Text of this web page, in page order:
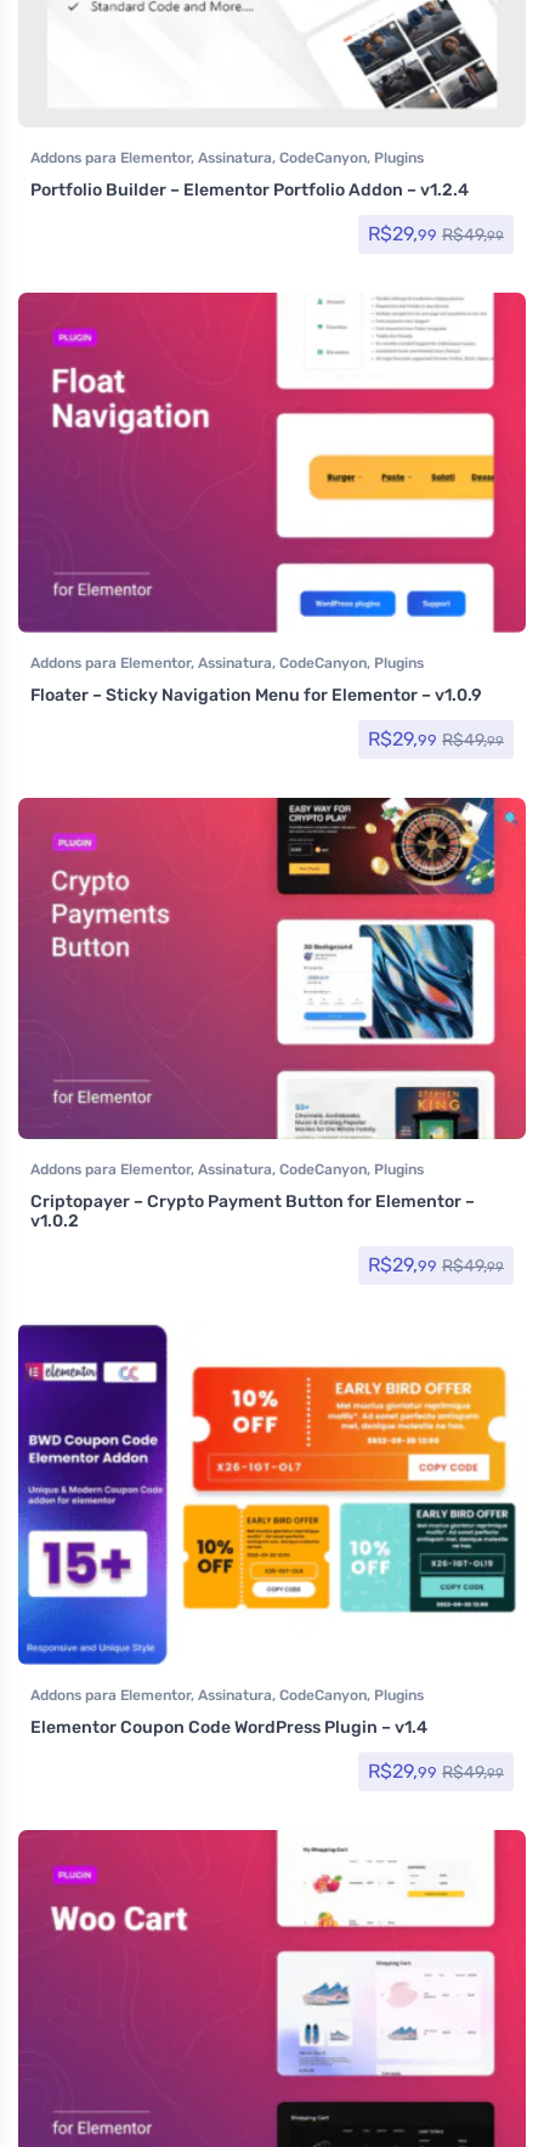
Addons para Elementor, Assinatura, CodeCanyon, Plugins
Portfolio Builder – Elementor Portfolio Addon – v1.2.4
R$29,99 R$49,99
Addons para Elementor, Assinatura, CodeCanyon, Plugins
Floater – Sticky Navigation Menu for Elementor – v1.0.9
R$29,99 R$49,99
Addons para Elementor, Assinatura, CodeCanyon, Plugins
Criptopayer – Crypto Payment Button for Elementor –
v1.0.2
R$29,99 R$49,99
Addons para Elementor, Assinatura, CodeCanyon, Plugins
Elementor Coupon Code WordPress Plugin – v1.4
R$29,99 R$49,99